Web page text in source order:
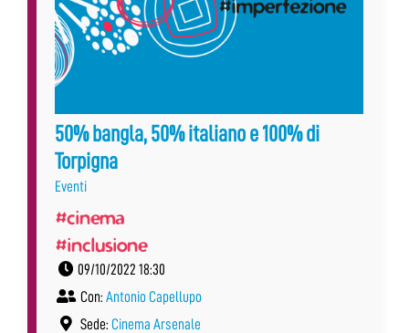
50% bangla, 50% italiano e 100% di
Torpigna
Eventi
#cinema
#inclusione
09/10/2022 18:30
Con: Antonio Capellupo
Sede: Cinema Arsenale